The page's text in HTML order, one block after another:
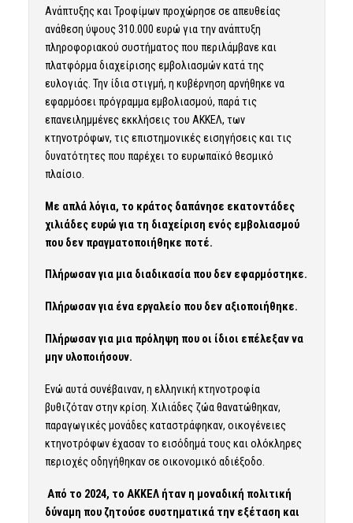
Ανάπτυξης και Τροφίμων προχώρησε σε απευθείας
ανάθεση ύψους 310.000 ευρώ για την ανάπτυξη
πληροφοριακού συστήματος που περιλάμβανε και
πλατφόρμα διαχείρισης εμβολιασμών κατά της
ευλογιάς. Την ίδια στιγμή, η κυβέρνηση αρνήθηκε να
εφαρμόσει πρόγραμμα εμβολιασμού, παρά τις
επανειλημμένες εκκλήσεις του ΑΚΚΕΛ, των
κτηνοτρόφων, τις επιστημονικές εισηγήσεις και τις
δυνατότητες που παρέχει το ευρωπαϊκό θεσμικό
πλαίσιο.
Με απλά λόγια, το κράτος δαπάνησε εκατοντάδες
χιλιάδες ευρώ για τη διαχείριση ενός εμβολιασμού
που δεν πραγματοποιήθηκε ποτέ.
Πλήρωσαν για μια διαδικασία που δεν εφαρμόστηκε.
Πλήρωσαν για ένα εργαλείο που δεν αξιοποιήθηκε.
Πλήρωσαν για μια πρόληψη που οι ίδιοι επέλεξαν να
μην υλοποιήσουν.
Ενώ αυτά συνέβαιναν, η ελληνική κτηνοτροφία
βυθιζόταν στην κρίση. Χιλιάδες ζώα θανατώθηκαν,
παραγωγικές μονάδες καταστράφηκαν, οικογένειες
κτηνοτρόφων έχασαν το εισόδημά τους και ολόκληρες
περιοχές οδηγήθηκαν σε οικονομικό αδιέξοδο.
Από το 2024, το ΑΚΚΕΛ ήταν η μοναδική πολιτική
δύναμη που ζητούσε συστηματικά την εξέταση και